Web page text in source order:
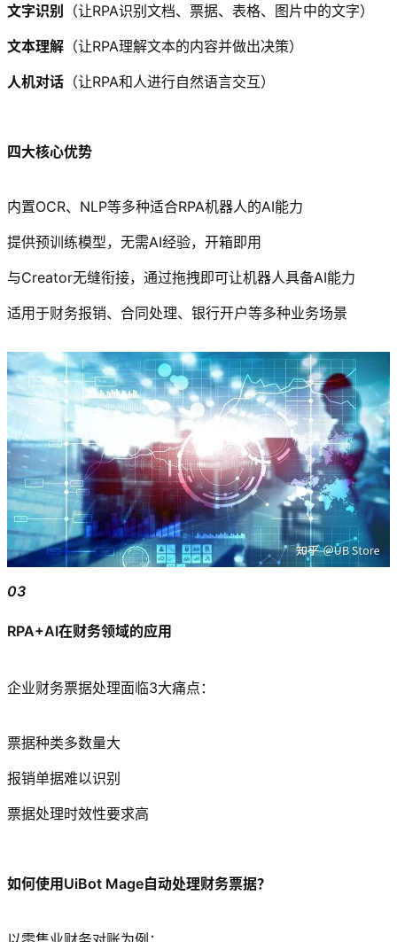
文字识别 （让RPA识别文档、票据、表格、图片中的文字）
文本理解 （让RPA理解文本的内容并做出决策）
人机对话 （让RPA和人进行自然语言交互）
四大核心优势
内置OCR、NLP等多种适合RPA机器人的AI能力
提供预训练模型，无需AI经验，开箱即用
与Creator无缝衔接，通过拖拽即可让机器人具备AI能力
适用于财务报销、合同处理、银行开户等多种业务场景
03
RPA+AI在财务领域的应用
企业财务票据处理面临3大痛点：
票据种类多数量大
报销单据难以识别
票据处理时效性要求高
如何使用UiBot Mage自动处理财务票据？